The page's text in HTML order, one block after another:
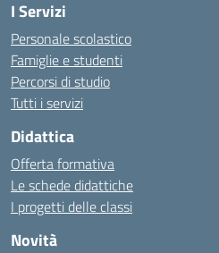
I Servizi
Personale scolastico
Famiglie e studenti
Percorsi di studio
Tutti i servizi
Didattica
Offerta formativa
Le schede didattiche
I progetti delle classi
Novità